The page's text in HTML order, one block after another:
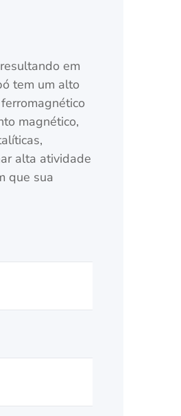
em
tem um alto
magnético,
alta atividade
que sua